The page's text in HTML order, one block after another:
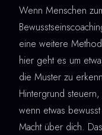
Wenn Menschen
eine weitere
hier geht es um
die Muster zu
Hintergrund
wenn etwas
Macht über dich.